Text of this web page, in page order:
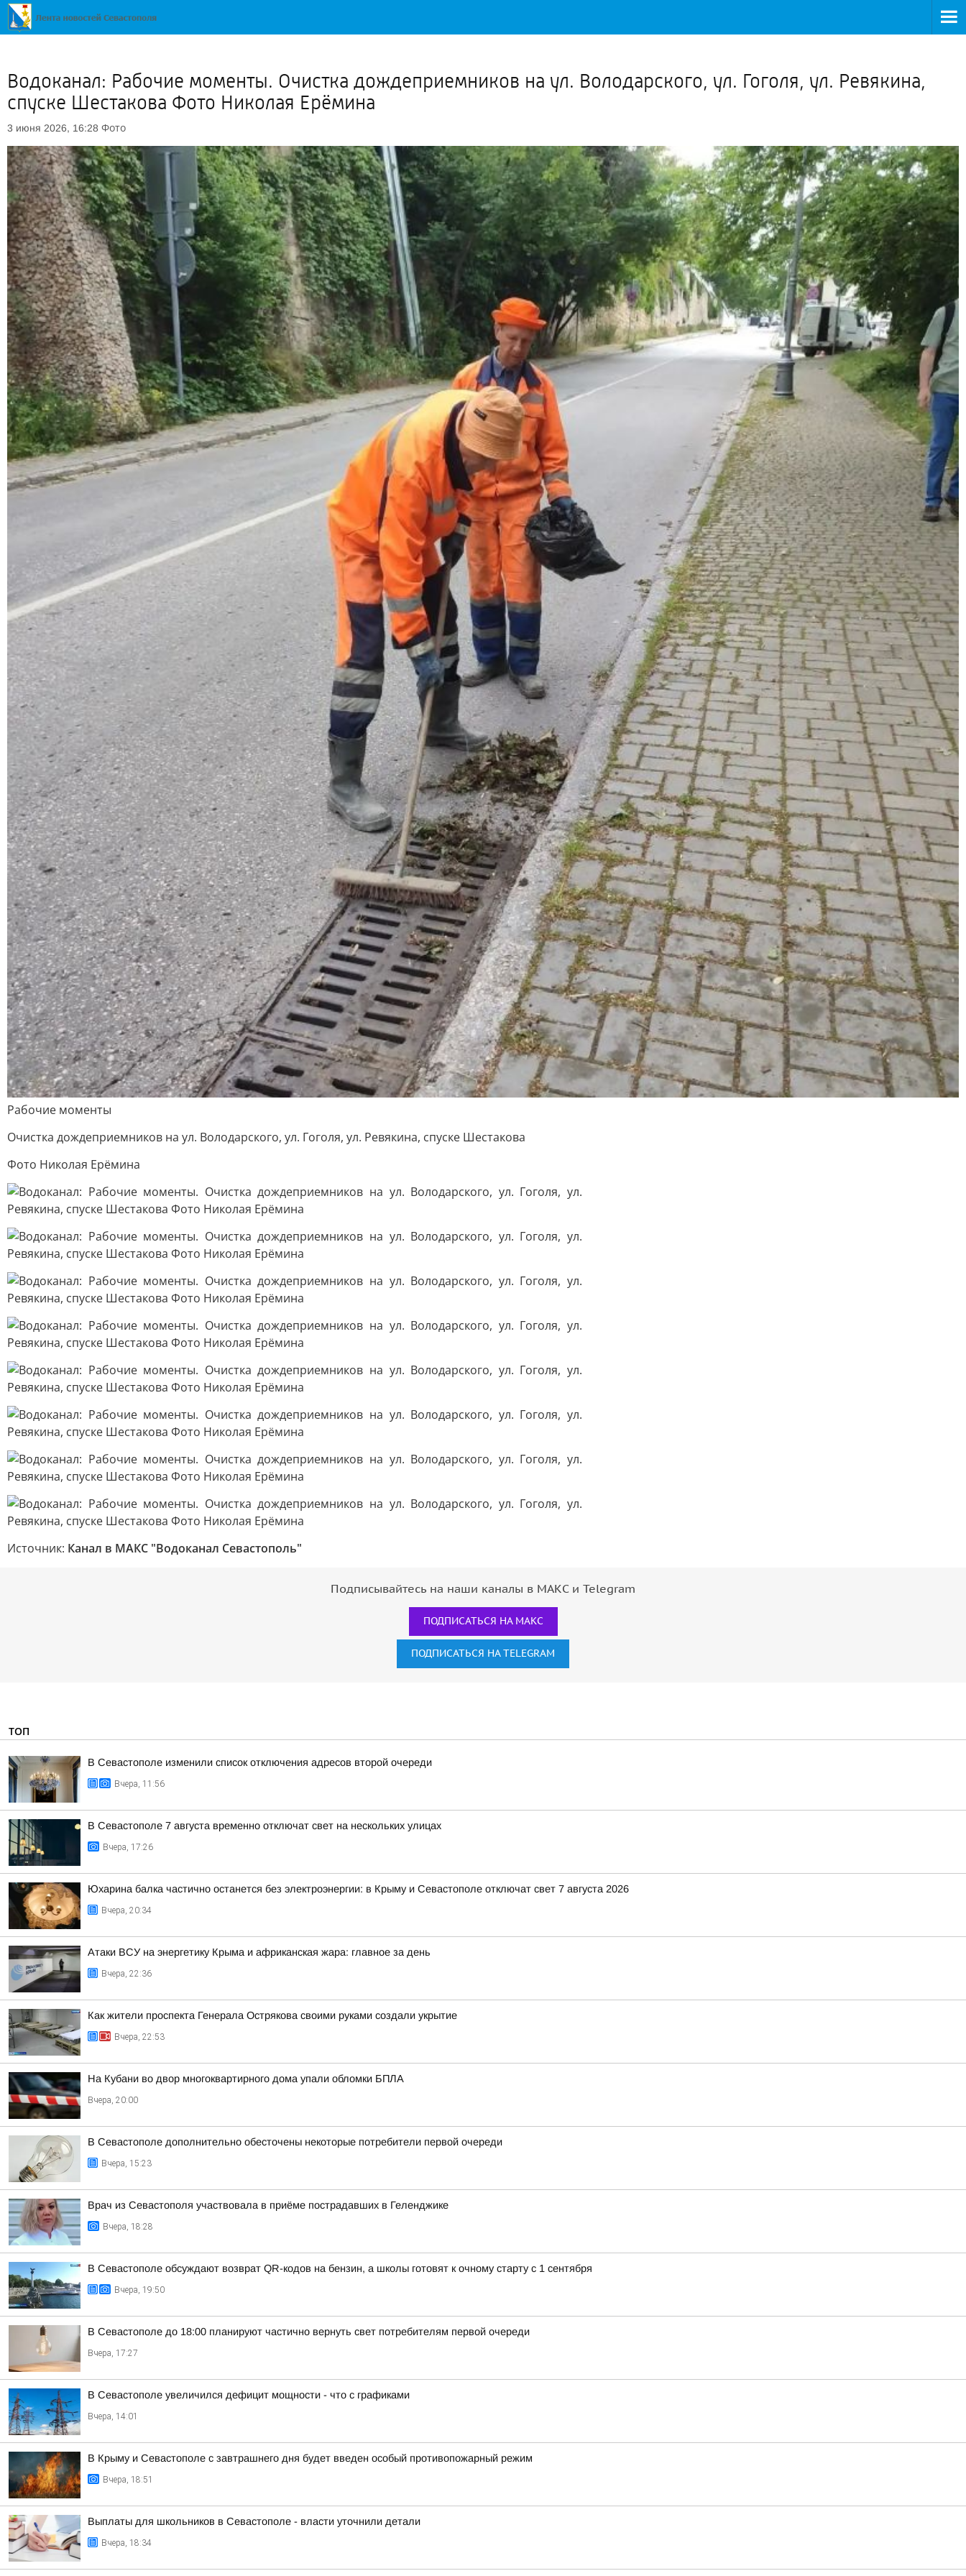
Водоканал: Рабочие моменты. Очистка дождеприемников на ул. Володарского, ул. Гоголя, ул. Ревякина,
спуске Шестакова Фото Николая Ерёмина
3 июня 2026, 16:28 Фото
Рабочие моменты
Очистка дождеприемников на ул. Володарского, ул. Гоголя, ул. Ревякина, спуске Шестакова
Фото Николая Ерёмина
Источник: Канал в МАКС "Водоканал Севастополь"
Подписывайтесь на наши каналы в МАКС и Telegram
ПОДПИСАТЬСЯ НА МАКС
ПОДПИСАТЬСЯ НА TELEGRAM
ТОП
В Севастополе изменили список отключения адресов второй очереди
Вчера, 11:56
В Севастополе 7 августа временно отключат свет на нескольких улицах
Вчера, 17:26
Юхарина балка частично останется без электроэнергии: в Крыму и Севастополе отключат свет 7 августа 2026
Вчера, 20:34
Атаки ВСУ на энергетику Крыма и африканская жара: главное за день
Вчера, 22:36
Как жители проспекта Генерала Острякова своими руками создали укрытие
Вчера, 22:53
На Кубани во двор многоквартирного дома упали обломки БПЛА
Вчера, 20:00
В Севастополе дополнительно обесточены некоторые потребители первой очереди
Вчера, 15:23
Врач из Севастополя участвовала в приёме пострадавших в Геленджике
Вчера, 18:28
В Севастополе обсуждают возврат QR-кодов на бензин, а школы готовят к очному старту с 1 сентября
Вчера, 19:50
В Севастополе до 18:00 планируют частично вернуть свет потребителям первой очереди
Вчера, 17:27
В Севастополе увеличился дефицит мощности - что с графиками
Вчера, 14:01
В Крыму и Севастополе с завтрашнего дня будет введен особый противопожарный режим
Вчера, 18:51
Выплаты для школьников в Севастополе - власти уточнили детали
Вчера, 18:34